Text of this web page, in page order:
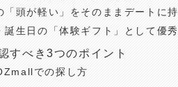
「頭が軽い」をそのままデートに
誕生日の「体験ギフト」として優秀
すべき3つのポイント
での探し方